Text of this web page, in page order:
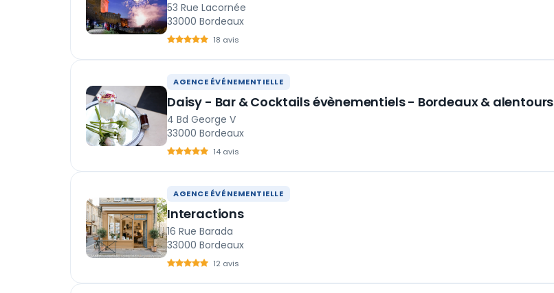
53 Rue Lacornée
33000 Bordeaux
18 avis
AGENCE ÉVÉNEMENTIELLE
Daisy - Bar & Cocktails évènementiels - Bordeaux & alentours
4 Bd George V
33000 Bordeaux
14 avis
AGENCE ÉVÉNEMENTIELLE
Interactions
16 Rue Barada
33000 Bordeaux
12 avis